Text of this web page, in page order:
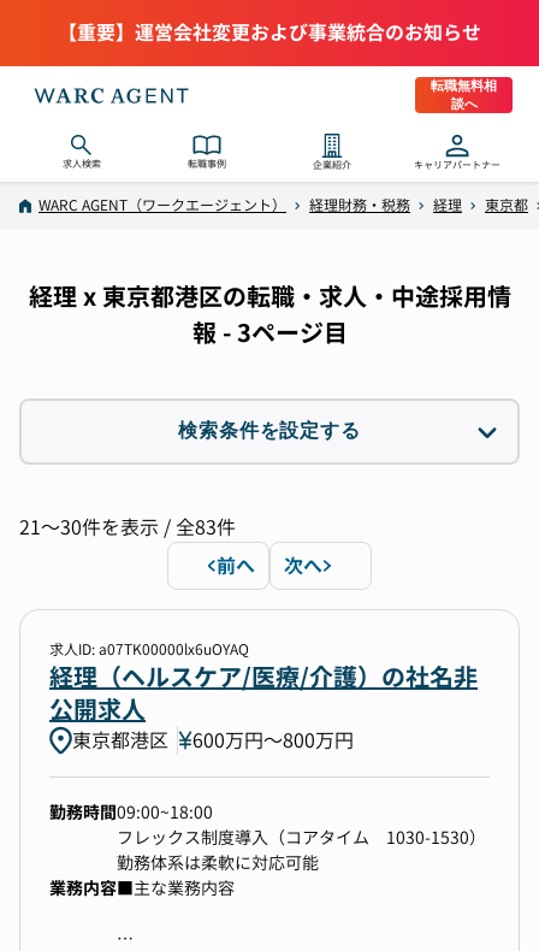
【重要】運営会社変更および事業統合のお知らせ
転職無料相
談へ
求人検索 転職事例 企業紹介 キャリアパートナー
WARC AGENT（ワークエージェント） 経理財務・税務 経理 東京都
経理 x 東京都港区の転職・求人・中途採用情
報 - 3ページ目
検索条件を設定する
1件選択
1件選択
年収
下限なし〜上限なし
選択中の条件 すべてクリア
経理 東京都港区
21〜30件を表示 / 全83件
前へ
次へ
求人ID: a07TK00000lx6uOYAQ
経理（ヘルスケア/医療/介護）の社名非
公開求人
東京都港区 600万円〜800万円
勤務時間09:00~18:00
フレックス制度導入（コアタイム 1030-1530）
勤務体系は柔軟に対応可能
業務内容■主な業務内容